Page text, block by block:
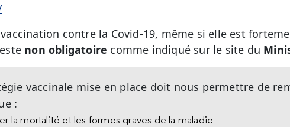
contre la Covid-19, même si elle est
non obligatoire comme indiqué sur le site du
vaccinale mise en place doit nous permettre de
:
la mortalité et les formes graves de la maladie